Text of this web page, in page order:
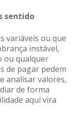
sentido
variáveis ou que
instável,
ou qualquer
de pagar pedem
analisar valores,
de forma
aqui vira